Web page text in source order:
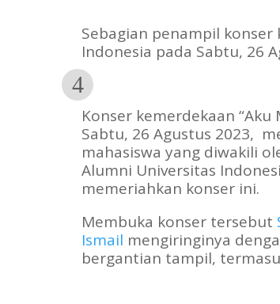
Sebagian penampil
Indonesia pada Sabtu, 26
Konser kemerdekaan
Sabtu, 26 Agustus 2023,
mahasiswa yang diwakili
Alumni Universitas
memeriahkan konser ini.
Membuka konser tersebut
Ismail mengiringinya
bergantian tampil,